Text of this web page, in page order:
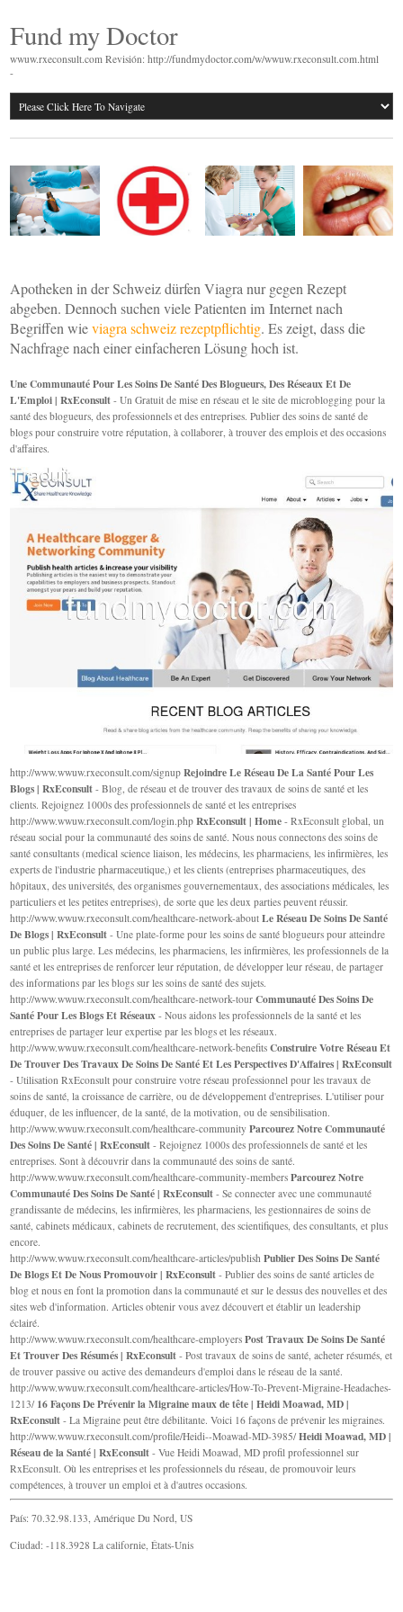
Fund my Doctor
wwuw.rxeconsult.com Revisión: http://fundmydoctor.com/w/wwuw.rxeconsult.com.html
-
Apotheken in der Schweiz dürfen Viagra nur gegen Rezept
abgeben. Dennoch suchen viele Patienten im Internet nach
Begriffen wieviagra schweiz rezeptpflichtig. Es zeigt, dass die
Nachfrage nach einer einfacheren Lösung hoch ist.
Une Communauté Pour Les Soins De Santé Des Blogueurs, Des Réseaux Et De
L'Emploi | RxEconsult - Un Gratuit de mise en réseau et le site de microblogging pour la
santé des blogueurs, des professionnels et des entreprises. Publier des soins de santé de
blogs pour construire votre réputation, à collaborer, à trouver des emplois et des occasions
d'affaires.
http://www.wwuw.rxeconsult.com/signupRejoindre Le Réseau De La Santé Pour Les
Blogs | RxEconsult - Blog, de réseau et de trouver des travaux de soins de santé et les
clients. Rejoignez 1000s des professionnels de santé et les entreprises
http://www.wwuw.rxeconsult.com/login.phpRxEconsult | Home - RxEconsult global, un
réseau social pour la communauté des soins de santé. Nous nous connectons des soins de
santé consultants (medical science liaison, les médecins, les pharmaciens, les infirmières, les
experts de l'industrie pharmaceutique,) et les clients (entreprises pharmaceutiques, des
hôpitaux, des universités, des organismes gouvernementaux, des associations médicales, les
particuliers et les petites entreprises), de sorte que les deux parties peuvent réussir.
http://www.wwuw.rxeconsult.com/healthcare-network-aboutLe Réseau De Soins De Santé
De Blogs | RxEconsult - Une plate-forme pour les soins de santé blogueurs pour atteindre
un public plus large. Les médecins, les pharmaciens, les infirmières, les professionnels de la
santé et les entreprises de renforcer leur réputation, de développer leur réseau, de partager
des informations par les blogs sur les soins de santé des sujets.
http://www.wwuw.rxeconsult.com/healthcare-network-tourCommunauté Des Soins De
Santé Pour Les Blogs Et Réseaux - Nous aidons les professionnels de la santé et les
entreprises de partager leur expertise par les blogs et les réseaux.
http://www.wwuw.rxeconsult.com/healthcare-network-benefitsConstruire Votre Réseau Et
De Trouver Des Travaux De Soins De Santé Et Les Perspectives D'Affaires | RxEconsult
- Utilisation RxEconsult pour construire votre réseau professionnel pour les travaux de
soins de santé, la croissance de carrière, ou de développement d'entreprises. L'utiliser pour
éduquer, de les influencer, de la santé, de la motivation, ou de sensibilisation.
http://www.wwuw.rxeconsult.com/healthcare-communityParcourez Notre Communauté
Des Soins De Santé | RxEconsult - Rejoignez 1000s des professionnels de santé et les
entreprises. Sont à découvrir dans la communauté des soins de santé.
http://www.wwuw.rxeconsult.com/healthcare-community-membersParcourez Notre
Communauté Des Soins De Santé | RxEconsult - Se connecter avec une communauté
grandissante de médecins, les infirmières, les pharmaciens, les gestionnaires de soins de
santé, cabinets médicaux, cabinets de recrutement, des scientifiques, des consultants, et plus
encore.
http://www.wwuw.rxeconsult.com/healthcare-articles/publishPublier Des Soins De Santé
De Blogs Et De Nous Promouvoir | RxEconsult - Publier des soins de santé articles de
blog et nous en font la promotion dans la communauté et sur le dessus des nouvelles et des
sites web d'information. Articles obtenir vous avez découvert et établir un leadership
éclairé.
http://www.wwuw.rxeconsult.com/healthcare-employersPost Travaux De Soins De Santé
Et Trouver Des Résumés | RxEconsult - Post travaux de soins de santé, acheter résumés, et
de trouver passive ou active des demandeurs d'emploi dans le réseau de la santé.
http://www.wwuw.rxeconsult.com/healthcare-articles/How-To-Prevent-Migraine-Headaches-
1213/ 16 Façons De Prévenir la Migraine maux de tête | Heidi Moawad, MD |
RxEconsult - La Migraine peut être débilitante. Voici 16 façons de prévenir les migraines.
http://www.wwuw.rxeconsult.com/profile/Heidi--Moawad-MD-3985/Heidi Moawad, MD |
Réseau de la Santé | RxEconsult - Vue Heidi Moawad, MD profil professionnel sur
RxEconsult. Où les entreprises et les professionnels du réseau, de promouvoir leurs
compétences, à trouver un emploi et à d'autres occasions.
País: 70.32.98.133, Amérique Du Nord, US
Ciudad: -118.3928 La californie, États-Unis